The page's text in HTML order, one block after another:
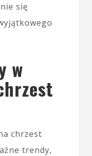
się
w
chrzest
trendy,